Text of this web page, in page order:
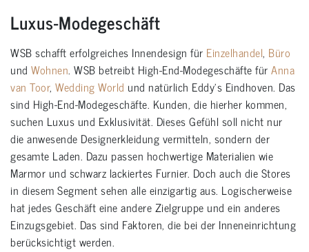
Luxus-Modegeschäft
WSB schafft erfolgreiches Innendesign für Einzelhandel, Büro
und Wohnen. WSB betreibt High-End-Modegeschäfte fürAnna
van Toor, Wedding World und natürlich Eddy’s Eindhoven. Das
sind High-End-Modegeschäfte. Kunden, die hierher kommen,
suchen Luxus und Exklusivität. Dieses Gefühl soll nicht nur
die anwesende Designerkleidung vermitteln, sondern der
gesamte Laden. Dazu passen hochwertige Materialien wie
Marmor und schwarz lackiertes Furnier. Doch auch die Stores
in diesem Segment sehen alle einzigartig aus. Logischerweise
hat jedes Geschäft eine andere Zielgruppe und ein anderes
Einzugsgebiet. Das sind Faktoren, die bei der Inneneinrichtung
berücksichtigt werden.